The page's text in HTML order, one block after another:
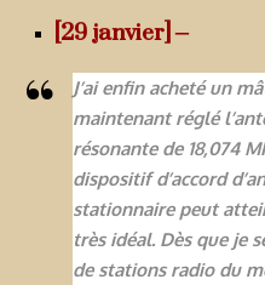
[29 janvier] –
J’ai enfin acheté un
maintenant réglé
résonante de 18,074
dispositif d’accord
stationnaire peut
très idéal. Dès que je
de stations radio du